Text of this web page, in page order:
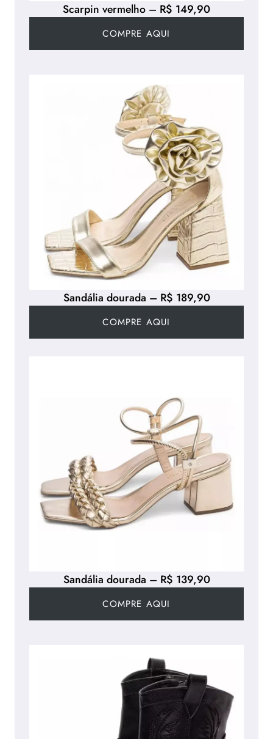
Sandália dourada – R$ 189,90
COMPRE AQUI
Scarpin vermelho – R$ 149,90
COMPRE AQUI
Sandália dourada – R$ 139,90
COMPRE AQUI